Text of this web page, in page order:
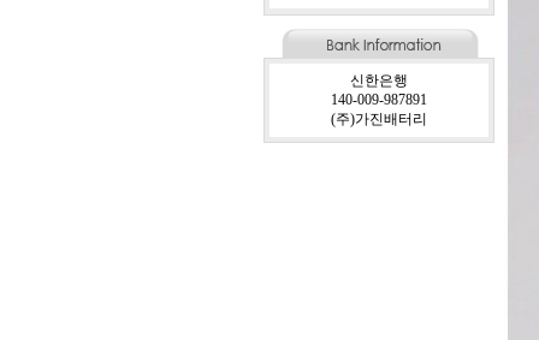
신한은행
140-009-987891
(주)가진배터리